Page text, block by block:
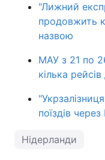
"Лижний
продовжить
назвою
МАУ з 21 по
кілька
поїздів через
Нідерланди